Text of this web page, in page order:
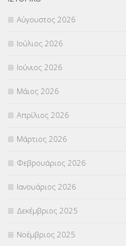
Αύγουστος 2026
Ιούλιος 2026
Ιούνιος 2026
Μάιος 2026
Απρίλιος 2026
Μάρτιος 2026
Φεβρουάριος 2026
Ιανουάριος 2026
Δεκέμβριος 2025
Νοέμβριος 2025